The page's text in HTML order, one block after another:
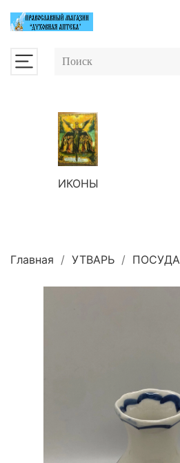
ИКОНЫ
Главная УТВАРЬ ПОСУДА